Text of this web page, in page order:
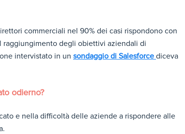
commerciali nel 90% dei casi rispondono con
degli obiettivi aziendali di
intervistato in un sondaggio di Salesforce diceva
odierno?
e nella difficoltà delle aziende a rispondere alle